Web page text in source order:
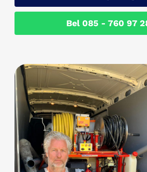
Bel 085 - 760 97